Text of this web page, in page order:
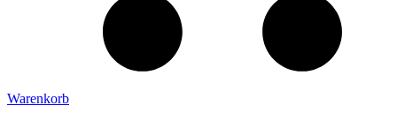
Warenkorb